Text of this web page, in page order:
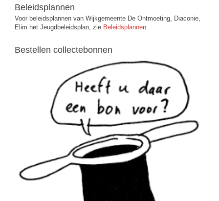
Beleidsplannen
Voor beleidsplannen van Wijkgemeente De Ontmoeting, Diaconie,
Elim het Jeugdbeleidsplan, zie Beleidsplannen.
Bestellen collectebonnen